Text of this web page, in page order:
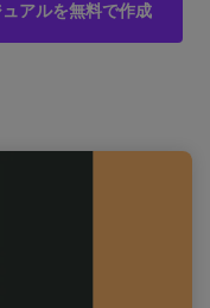
アルを無料で作成